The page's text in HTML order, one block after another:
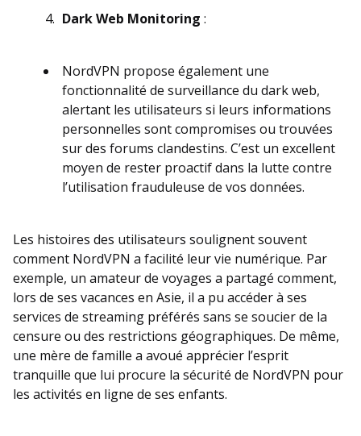
Dark Web Monitoring :
NordVPN propose également une
fonctionnalité de surveillance du dark web,
alertant les utilisateurs si leurs informations
personnelles sont compromises ou trouvées
sur des forums clandestins. C’est un excellent
moyen de rester proactif dans la lutte contre
l’utilisation frauduleuse de vos données.
Les histoires des utilisateurs soulignent souvent
comment NordVPN a facilité leur vie numérique. Par
exemple, un amateur de voyages a partagé comment,
lors de ses vacances en Asie, il a pu accéder à ses
services de streaming préférés sans se soucier de la
censure ou des restrictions géographiques. De même,
une mère de famille a avoué apprécier l’esprit
tranquille que lui procure la sécurité de NordVPN pour
les activités en ligne de ses enfants.